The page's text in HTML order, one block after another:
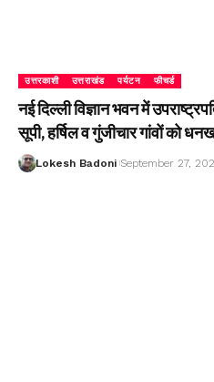
उत्तरकाशी उत्तराखंड पर्यटन फीचर्ड
नई दिल्ली विज्ञान भवन में
सूपी, हर्षिल व गुंजीचार गांवों को
Lokesh Badoni September 27,